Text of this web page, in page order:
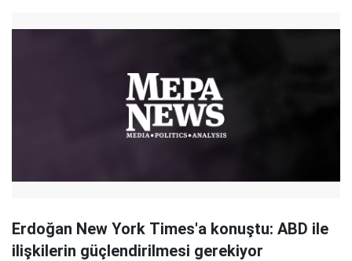
Erdoğan New York Times'a konuştu: ABD ile
ilişkilerin güçlendirilmesi gerekiyor